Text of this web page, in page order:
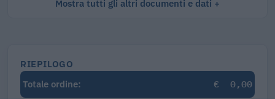
Mostra tutti gli altri documenti e dati
RIEPILOGO
Totale ordine:
€ 0,00